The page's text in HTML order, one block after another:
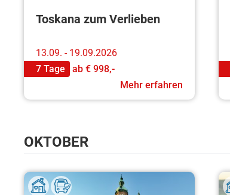
Toskana zum Verlieben
13.09. - 19.09.2026
7 Tage
ab € 998,-
Mehr erfahren
OKTOBER